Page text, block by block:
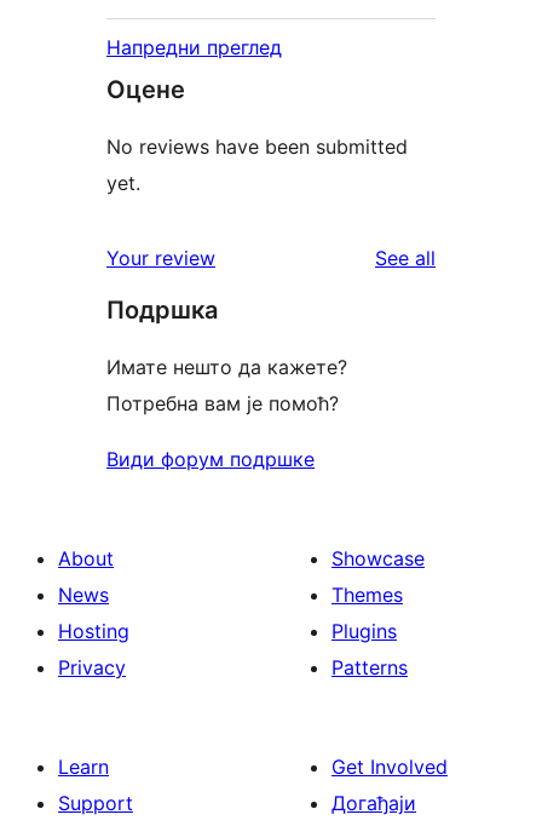
Напредни преглед
Оцене
No reviews have been submitted
yet.
Your review See all
Подршка
Имате нешто да кажете?
Потребна вам је помоћ?
Види форум подршке
About
News
Hosting
Privacy
Showcase
Themes
Plugins
Patterns
Learn
Support
Get Involved
Догађаји